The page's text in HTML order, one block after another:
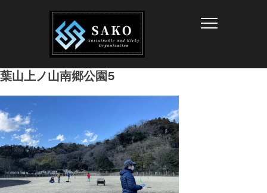
Info
葉山上ノ山南郷公園5